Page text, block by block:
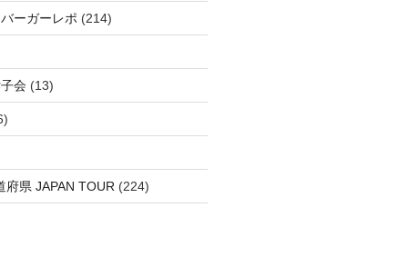
ーガーレポ (214)
会(13)
府県 JAPAN TOUR (224)